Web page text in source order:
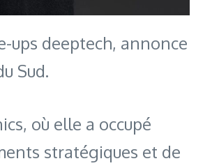
ups deeptech, annonce
Sud.
où elle a occupé
stratégiques et de